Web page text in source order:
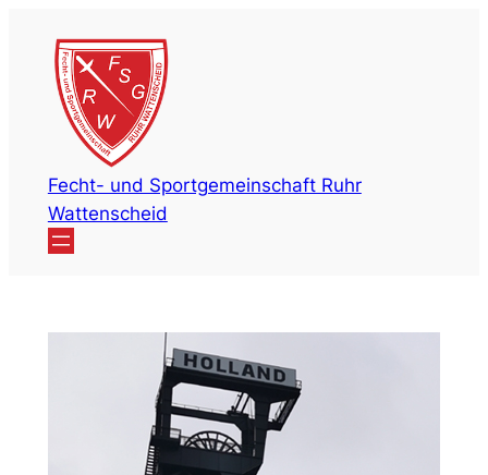
Inhalt
springen
Fecht- und Sportgemeinschaft Ruhr
Wattenscheid